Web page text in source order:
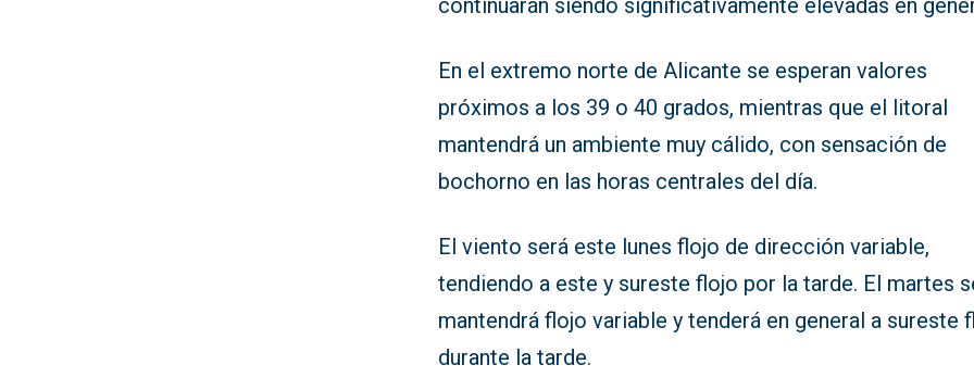
continuarán siendo significativamente elevadas en
En el extremo norte de Alicante se esperan valores
próximos a los 39 o 40 grados, mientras que el litoral
mantendrá un ambiente muy cálido, con sensación de
bochorno en las horas centrales del día.
El viento será este lunes flojo de dirección variable,
tendiendo a este y sureste flojo por la tarde. El martes
mantendrá flojo variable y tenderá en general a sureste
durante la tarde.